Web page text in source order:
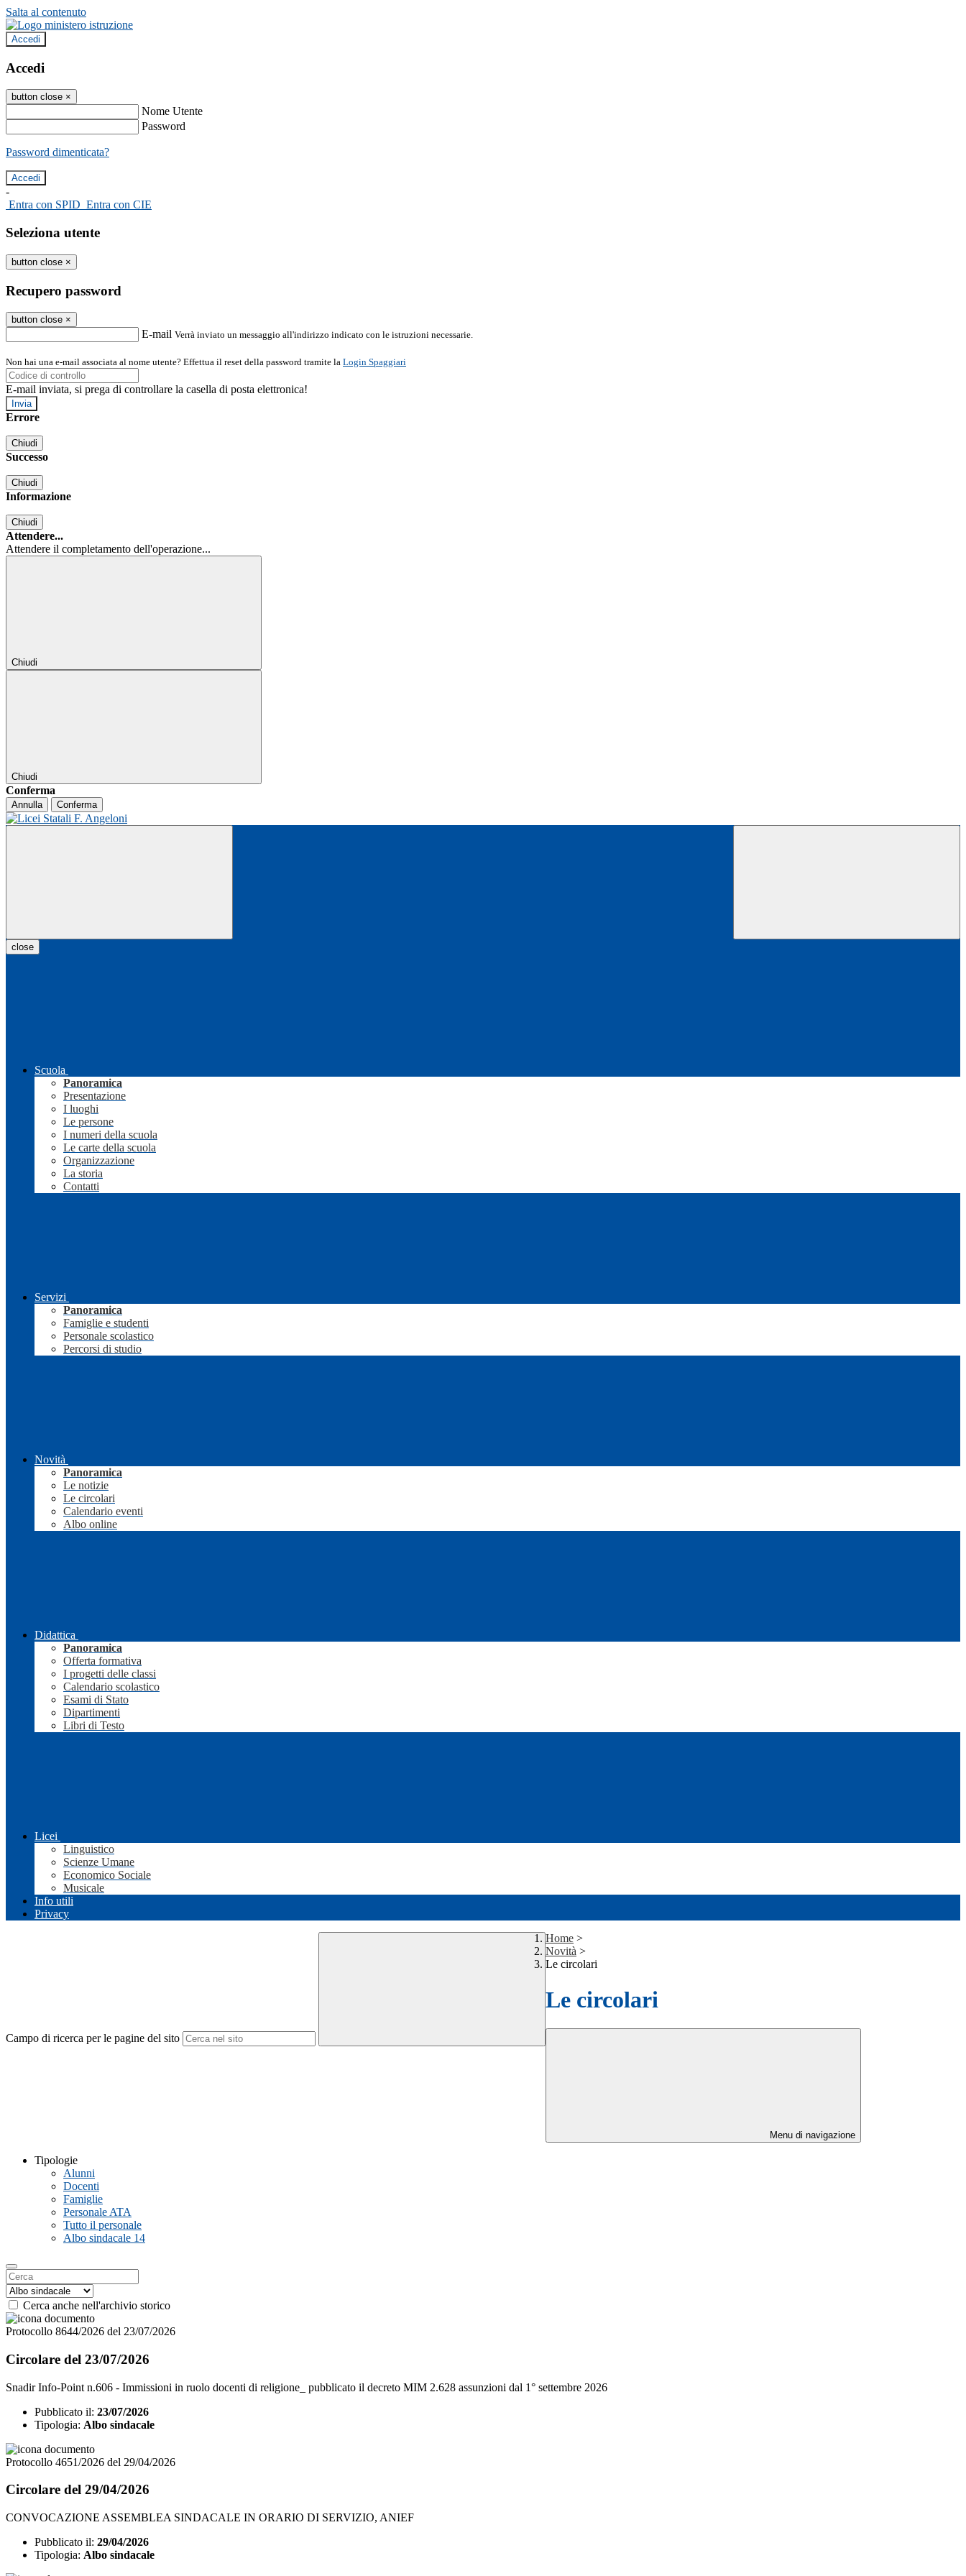
Salta al contenuto
Accedi
Accedi
button close ×
Nome Utente
Password
Password dimenticata?
-
Entra con SPID Entra con CIE
Seleziona utente
button close ×
Recupero password
button close ×
E-mail Verrà inviato un messaggio all'indirizzo indicato con le istruzioni necessarie.
Non hai una e-mail associata al nome utente? Effettua il reset della password tramite la Login Spaggiari
E-mail inviata, si prega di controllare la casella di posta elettronica!
Errore
Chiudi
Successo
Chiudi
Informazione
Chiudi
Attendere...
Attendere il completamento dell'operazione...
Chiudi
Chiudi
Conferma
Annulla Conferma
close
Scuola
Panoramica
Presentazione
I luoghi
Le persone
I numeri della scuola
Le carte della scuola
Organizzazione
La storia
Contatti
Servizi
Panoramica
Famiglie e studenti
Personale scolastico
Percorsi di studio
Novità
Panoramica
Le notizie
Le circolari
Calendario eventi
Albo online
Didattica
Panoramica
Offerta formativa
I progetti delle classi
Calendario scolastico
Esami di Stato
Dipartimenti
Libri di Testo
Licei
Linguistico
Scienze Umane
Economico Sociale
Musicale
Info utili
Privacy
Campo di ricerca per le pagine del sito
Home >
Novità >
Le circolari
Le circolari
Menu di navigazione
Tipologie
Alunni
Docenti
Famiglie
Personale ATA
Tutto il personale
Albo sindacale 14
Cerca anche nell'archivio storico
Protocollo 8644/2026 del 23/07/2026
Circolare del 23/07/2026
Snadir Info-Point n.606 - Immissioni in ruolo docenti di religione_ pubblicato il decreto MIM 2.628 assunzioni dal 1° settembre 2026
Pubblicato il: 23/07/2026
Tipologia: Albo sindacale
Protocollo 4651/2026 del 29/04/2026
Circolare del 29/04/2026
CONVOCAZIONE ASSEMBLEA SINDACALE IN ORARIO DI SERVIZIO, ANIEF
Pubblicato il: 29/04/2026
Tipologia: Albo sindacale